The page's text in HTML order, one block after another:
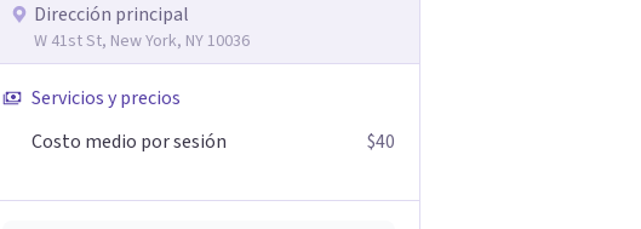
Dirección principal
W 41st St, New York, NY 10036
Servicios y precios
Costo medio por sesión
$40